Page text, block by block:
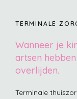
Toedienen
De
subcutaan (onder
TERMINALE
Wanneer je
artsen
overlijden.
Terminale